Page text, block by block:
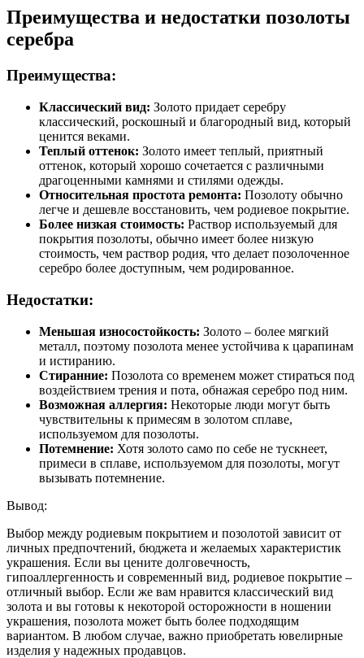
Преимущества и недостатки позолоты
серебра
Преимущества:
Классический вид: Золото придает серебру
классический, роскошный и благородный вид, который
ценится веками.
Теплый оттенок: Золото имеет теплый, приятный
оттенок, который хорошо сочетается с различными
драгоценными камнями и стилями одежды.
Относительная простота ремонта: Позолоту обычно
легче и дешевле восстановить, чем родиевое покрытие.
Более низкая стоимость: Раствор используемый для
покрытия позолоты, обычно имеет более низкую
стоимость, чем раствор родия, что делает позолоченное
серебро более доступным, чем родированное.
Недостатки:
Меньшая износостойкость: Золото – более мягкий
металл, поэтому позолота менее устойчива к царапинам
и истиранию.
Стиранние: Позолота со временем может стираться под
воздействием трения и пота, обнажая серебро под ним.
Возможная аллергия: Некоторые люди могут быть
чувствительны к примесям в золотом сплаве,
используемом для позолоты.
Потемнение: Хотя золото само по себе не тускнеет,
примеси в сплаве, используемом для позолоты, могут
вызывать потемнение.
Вывод:
Выбор между родиевым покрытием и позолотой зависит от
личных предпочтений, бюджета и желаемых характеристик
украшения. Если вы цените долговечность,
гипоаллергенность и современный вид, родиевое покрытие –
отличный выбор. Если же вам нравится классический вид
золота и вы готовы к некоторой осторожности в ношении
украшения, позолота может быть более подходящим
вариантом. В любом случае, важно приобретать ювелирные
изделия у надежных продавцов.